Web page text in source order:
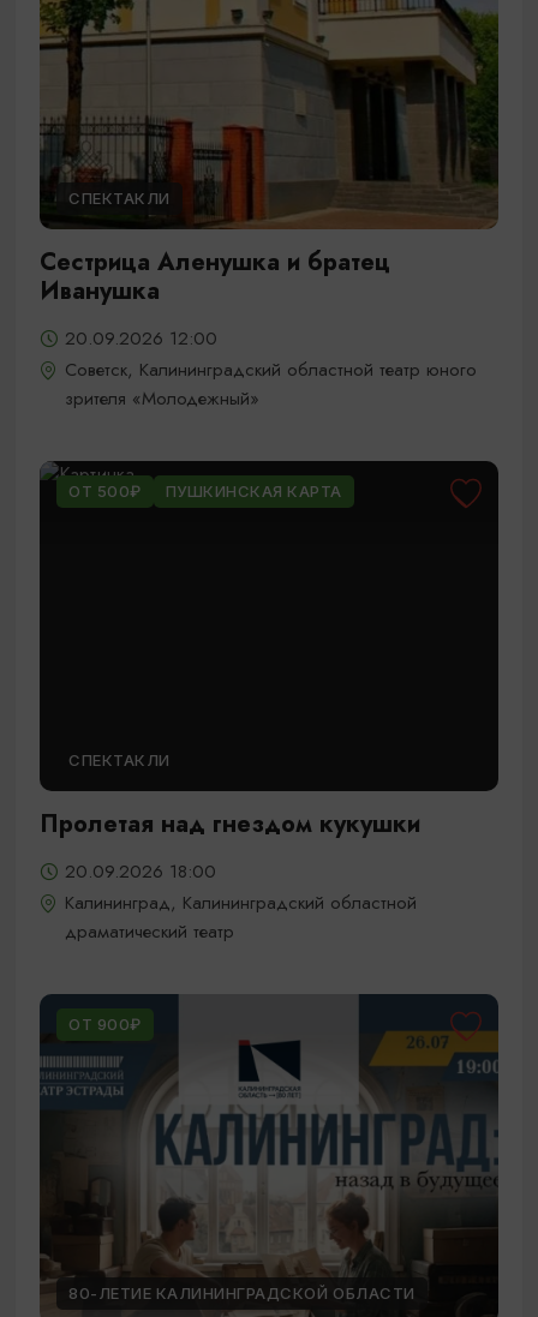
СПЕКТАКЛИ
Сестрица Аленушка и братец
Иванушка
20.09.2026 12:00
Советск, Калининградский областной театр юного
зрителя «Молодежный»
ОТ 500₽ ПУШКИНСКАЯ КАРТА
СПЕКТАКЛИ
Пролетая над гнездом кукушки
20.09.2026 18:00
Калининград, Калининградский областной
драматический театр
ОТ 900₽
80-ЛЕТИЕ КАЛИНИНГРАДСКОЙ ОБЛАСТИ